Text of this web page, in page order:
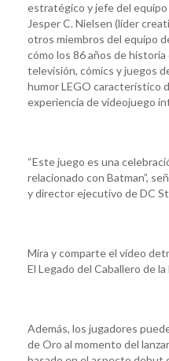
estratégico y jefe del
Jesper C. Nielsen (líder
otros miembros del equipo
cómo los 86 años de
televisión, cómics y juegos
humor LEGO característico
experiencia de videojuego
“Este juego es una
relacionado con Batman”,
y director ejecutivo de DC
Mira y comparte el vídeo
El Legado del Caballero de
Además, los jugadores
de Oro al momento del